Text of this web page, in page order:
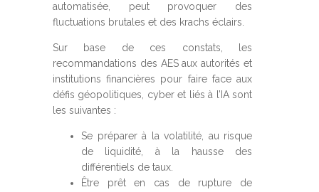
automatisée, peut provoquer des
fluctuations brutales et des krachs éclairs.
Sur base de ces constats, les
recommandations des AES aux autorités et
institutions financières pour faire face aux
défis géopolitiques, cyber et liés à l’IA sont
les suivantes :
Se préparer à la volatilité, au risque
de liquidité, à la hausse des
différentiels de taux.
Être prêt en cas de rupture de